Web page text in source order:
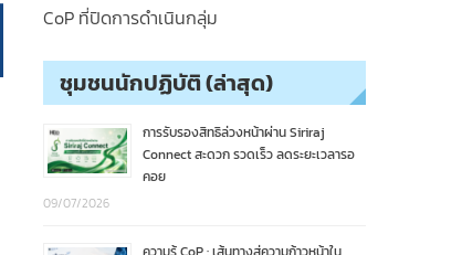
CoP ที่ปิดการดำเนินกลุ่ม
ชุมชนนักปฏิบัติ (ล่าสุด)
การรับรองสิทธิล่วงหน้าผ่าน Siriraj
Connect สะดวก รวดเร็ว ลดระยะเวลารอ
คอย
09/07/2026